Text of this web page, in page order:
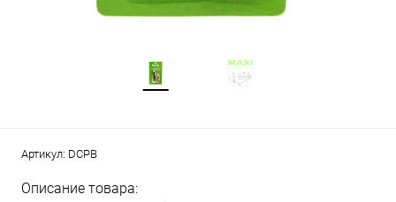
Артикул: DCPB
Описание товара: